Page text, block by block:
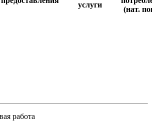
услуги
(нат.
работа